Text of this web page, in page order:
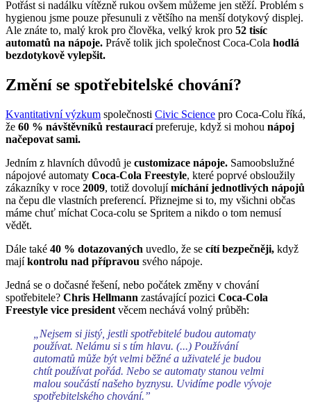
Potřást si nadálku vítězně rukou ovšem můžeme jen stěží. Problém s
hygienou jsme pouze přesunuli z většího na menší dotykový displej.
Ale znáte to, malý krok pro člověka, velký krok pro 52 tisíc
automatů na nápoje. Právě tolik jich společnost Coca-Cola hodlá
bezdotykově vylepšit.
Změní se spotřebitelské chování?
Kvantitativní výzkum společnosti Civic Science pro Coca-Colu říká,
že 60 % návštěvníků restauracípreferuje, když si mohou nápoj
načepovat sami.
Jedním z hlavních důvodů je customizace nápoje. Samoobslužné
nápojové automaty Coca-Cola Freestyle, které poprvé obsloužily
zákazníky v roce 2009, totiž dovolujímíchání jednotlivých nápojů
na čepu dle vlastních preferencí. Přiznejme si to, my všichni občas
máme chuť míchat Coca-colu se Spritem a nikdo o tom nemusí
vědět.
Dále také 40 % dotazovaných uvedlo, že se cítí bezpečněji, když
majíkontrolu nad přípravou svého nápoje.
Jedná se o dočasné řešení, nebo počátek změny v chování
spotřebitele? Chris Hellmann zastávající pozici Coca-Cola
Freestyle vice president věcem nechává volný průběh:
Nejsem si jistý, jestli spotřebitelé budou automaty
používat. Nelámu si s tím hlavu. (...) Používání
automatů může být velmi běžné a uživatelé je budou
chtít používat pořád. Nebo se automaty stanou velmi
malou součástí našeho byznysu. Uvidíme podle vývoje
spotřebitelského chování.”